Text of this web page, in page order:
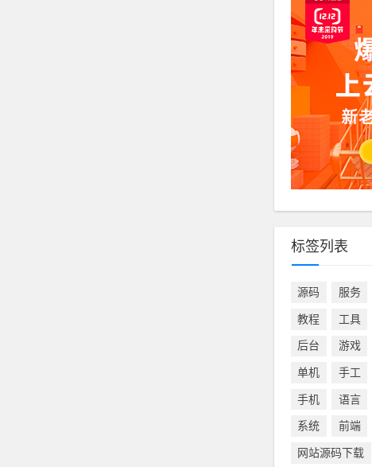
标签列表
源码 服务
教程 工具
后台 游戏
单机 手工
手机 语言
系统 前端
网站源码下载